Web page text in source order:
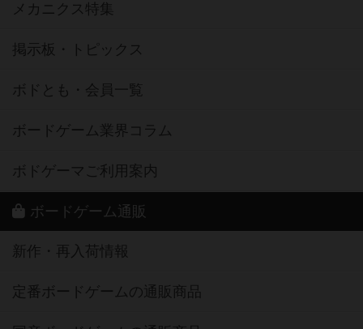
メカニクス特集
掲示板・トピックス
ボドとも・会員一覧
ボードゲーム業界コラム
ボドゲーマご利用案内
ボードゲーム通販
新作・再入荷情報
定番ボードゲームの通販商品